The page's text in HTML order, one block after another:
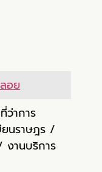
อย
ว่าการ
ยนราษฎร /
งานบริการ